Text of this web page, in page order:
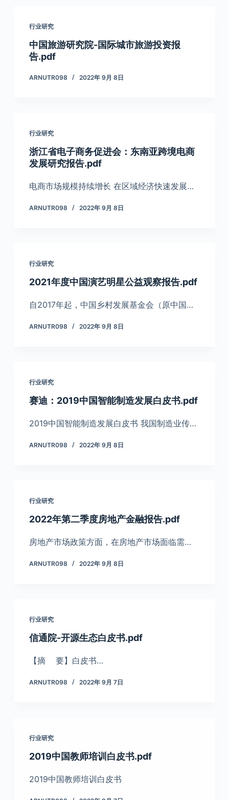
行业研究
中国旅游研究院-国际城市旅游投资报
告.pdf
ARNUTR098 2022年 9月 8日
行业研究
浙江省电子商务促进会：东南亚跨境电商
发展研究报告.pdf
电商市场规模持续增长 在区域经济快速发展…
ARNUTR098 2022年 9月 8日
行业研究
2021年度中国演艺明星公益观察报告.pdf
自2017年起，中国乡村发展基金会（原中国…
ARNUTR098 2022年 9月 8日
行业研究
赛迪：2019中国智能制造发展白皮书.pdf
2019中国智能制造发展白皮书 我国制造业传…
ARNUTR098 2022年 9月 8日
行业研究
2022年第二季度房地产金融报告.pdf
房地产市场政策方面，在房地产市场面临需…
ARNUTR098 2022年 9月 8日
行业研究
信通院-开源生态白皮书.pdf
【摘 要】白皮书…
ARNUTR098 2022年 9月 7日
行业研究
2019中国教师培训白皮书.pdf
2019中国教师培训白皮书